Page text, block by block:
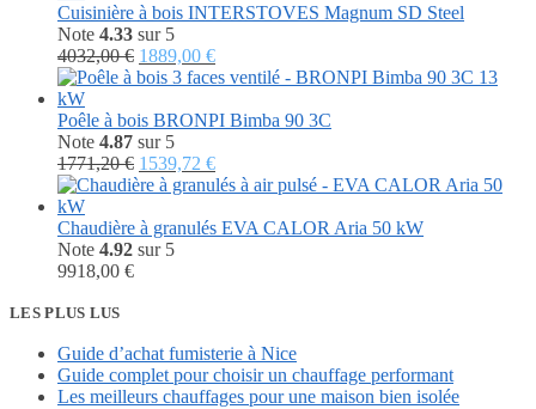
était :
4470,00 €.
est :
Cuisinière à bois INTERSTOVES Magnum SD Steel
Note 4.33 sur 5
4032,00€ Le
prix
était :
4032,00 €.
1889,00 €Le
prix
est :
Poêle à bois BRONPI Bimba 90 3C
Note 4.87 sur 5
1771,20€ Le
prix
était :
1771,20 €.
1539,72 €Le
prix
est :
Chaudière à granulés EVA CALOR Aria 50 kW
Note 4.92 sur 5
9918,00 €
LES PLUS LUS
Guide d’achat fumisterie à Nice
Guide complet pour choisir un chauffage performant
Les meilleurs chauffages pour une maison bien isolée